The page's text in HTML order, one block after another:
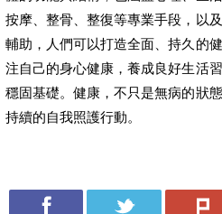
按摩、整骨、整復等專業手段，以
輔助，人們可以打造全面、持久的
注自己的身心健康，養成良好生活
穩固基礎。健康，不只是無病的狀
持續的自我照護行動。